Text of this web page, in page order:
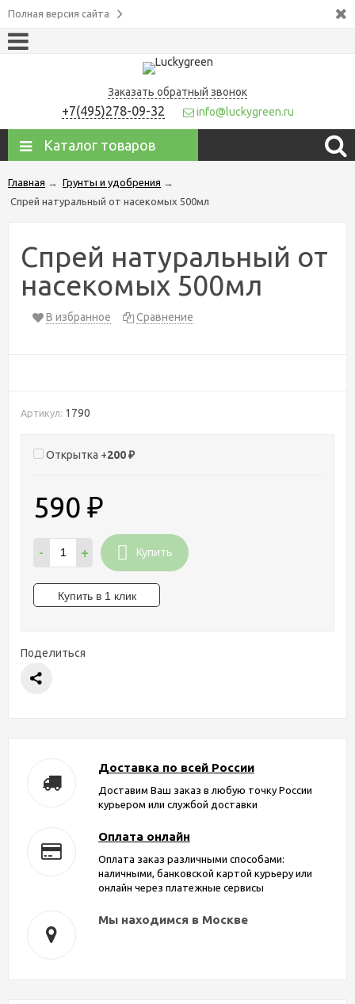
Полная версия сайта
Заказать обратный звонок
+7(495)278-09-32 info@luckygreen.ru
Каталог товаров
Главная → Грунты и удобрения →
Спрей натуральный от насекомых 500мл
Спрей натуральный от
насекомых 500мл
В избранное Сравнение
Артикул: 1790
Открытка +200₽
590 ₽
- + Купить
Поделиться
Доставка по всей России
Доставим Ваш заказ в любую точку России
курьером или службой доставки
Оплата онлайн
Оплата заказ различными способами:
наличными, банковской картой курьеру или
онлайн через платежные сервисы
Мы находимся в Москве